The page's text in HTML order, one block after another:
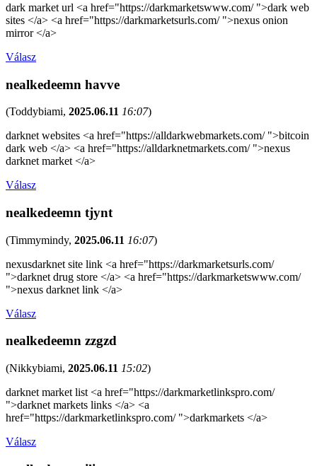
dark market url <a href="https://darkmarketswww.com/ ">dark web
sites </a> <a href="https://darkmarketsurls.com/ ">nexus onion
mirror </a>
Válasz
nealkedeemn havve
(Toddybiami, 2025.06.11 16:07)
darknet websites <a href="https://alldarkwebmarkets.com/ ">bitcoin
dark web </a> <a href="https://alldarknetmarkets.com/ ">nexus
darknet market </a>
Válasz
nealkedeemn tjynt
(Timmymindy, 2025.06.11 16:07)
nexusdarknet site link <a href="https://darkmarketsurls.com/
">darknet drug store </a> <a href="https://darkmarketswww.com/
">nexus darknet link </a>
Válasz
nealkedeemn zzgzd
(Nikkybiami, 2025.06.11 15:02)
darknet market list <a href="https://darkmarketlinkspro.com/
">darknet markets links </a> <a
href="https://darkmarketlinkspro.com/ ">darkmarkets </a>
Válasz